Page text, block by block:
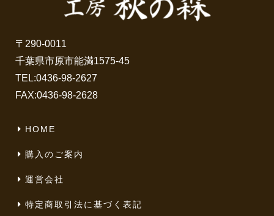
〒290-0011
千葉県市原市能満1575-45
TEL:0436-98-2627
FAX:0436-98-2628
HOME
購入のご案内
運営会社
特定商取引法に基づく表記